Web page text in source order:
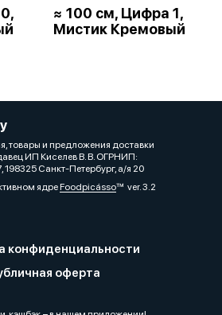
≈ 100 см, Цифра 1,
Мистик Кремовый
товары и предложения доставки
ИП Киселев В. В. ОГРНИП:
Санкт-Петербург, а/я 20
ядреFoodpicássover. 3.2
конфиденциальности
оферта